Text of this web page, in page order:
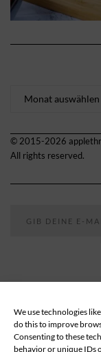
We use technologies
do this to improve
Consenting to these
behavior or unique IDs
© 2015-2026
All rights reserved.